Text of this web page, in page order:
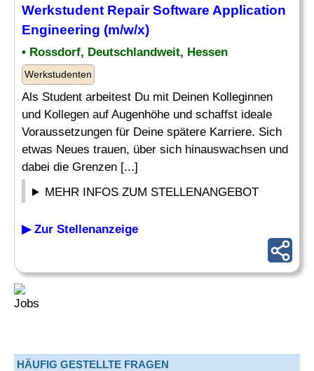
Werkstudent RepairSoftware Application
Engineering (m/w/x)
• Rossdorf, Deutschlandweit, Hessen
Werkstudenten
Als Student arbeitest Du mit Deinen Kolleginnen
und Kollegen auf Augenhöhe und schaffst ideale
Voraussetzungen für Deine spätere Karriere. Sich
etwas Neues trauen, über sich hinauswachsen und
dabei die Grenzen [...]
MEHR INFOS ZUM STELLENANGEBOT
▶ Zur Stellenanzeige
HÄUFIG GESTELLTE FRAGEN